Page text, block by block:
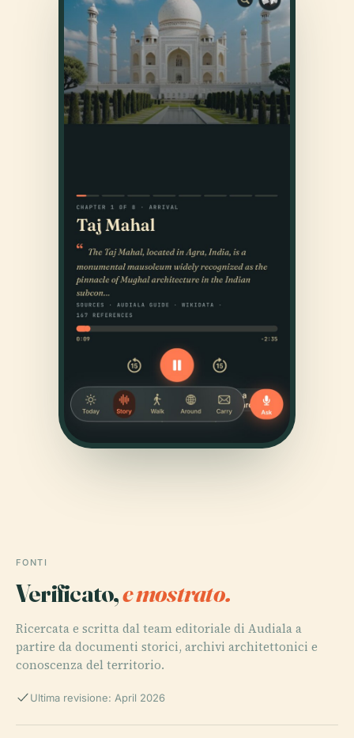
FONTI
Verificato,e mostrato.
Ricercata e scritta dal team editoriale di Audiala a
partire da documenti storici, archivi architettonici e
conoscenza del territorio.
Ultima revisione: April 2026